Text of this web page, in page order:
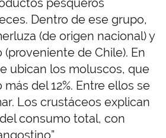
pesqueros
Dentro de ese grupo,
(de origen nacional) y
de Chile). En
ubican los moluscos, que
del 12%. Entre ellos se
Los crustáceos explican
consumo total, con